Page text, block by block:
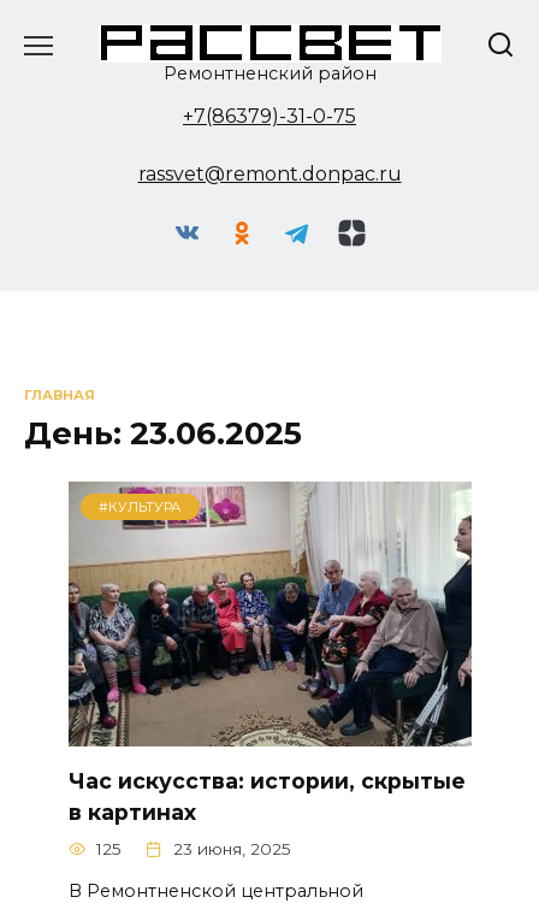
Ремонтненский район
+7(86379)-31-0-75
rassvet@remont.donpac.ru
ГЛАВНАЯ
День: 23.06.2025
#КУЛЬТУРА
Час искусства: истории, скрытые
в картинах
125 23 июня, 2025
В Ремонтненской центральной